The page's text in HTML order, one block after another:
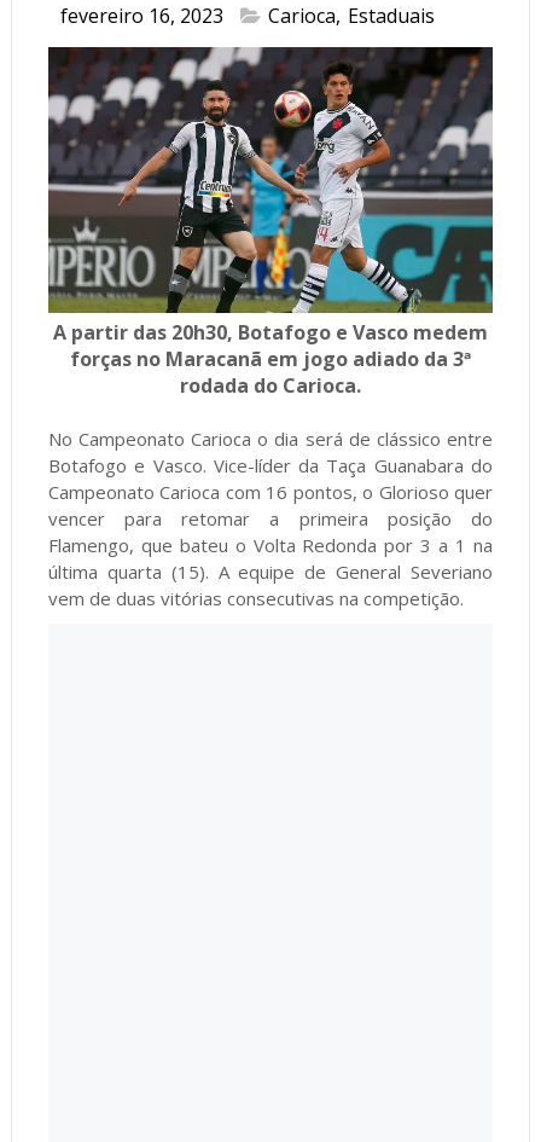
fevereiro 16, 2023 Carioca, Estaduais
A partir das 20h30, Botafogo e Vasco medem
forças no Maracanã em jogo adiado da 3ª
rodada do Carioca.
No Campeonato Carioca o dia será de clássico entre
Botafogo e Vasco. Vice-líder da Taça Guanabara do
Campeonato Carioca com 16 pontos, o Glorioso quer
vencer para retomar a primeira posição do
Flamengo, que bateu o Volta Redonda por 3 a 1 na
última quarta (15). A equipe de General Severiano
vem de duas vitórias consecutivas na competição.